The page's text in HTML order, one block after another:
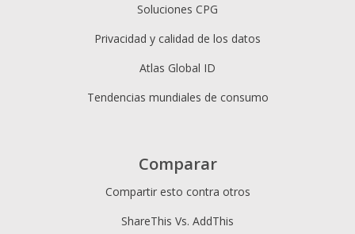
Soluciones CPG
Privacidad y calidad de los datos
Atlas Global ID
Tendencias mundiales de consumo
Comparar
Compartir esto contra otros
ShareThis Vs. AddThis